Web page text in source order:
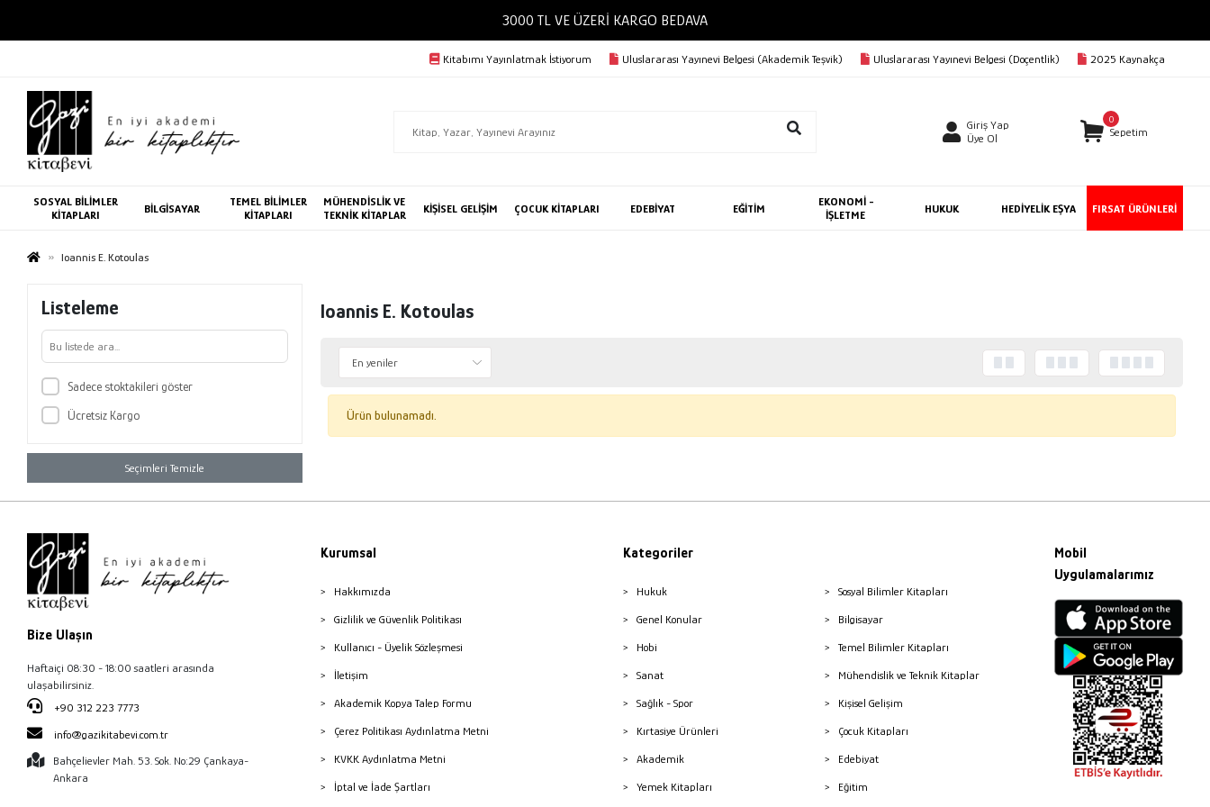
3000 TL VE ÜZERİ KARGO BEDAVA
Kitabımı Yayınlatmak İstiyorum Uluslararası Yayınevi Belgesi (Akademik Teşvik) Uluslararası Yayınevi Belgesi (Doçentlik) 2025 Kaynakça
Giriş Yap
Üye Ol
0
Sepetim
SOSYAL BİLİMLER
KİTAPLARI
BİLGİSAYAR
TEMEL BİLİMLER
KİTAPLARI
MÜHENDİSLİK VE
TEKNİK KİTAPLAR
KİŞİSEL GELİŞİM ÇOCUK KİTAPLARI EDEBİYAT EĞİTİM
EKONOMİ -
İŞLETME
HUKUK HEDİYELİK EŞYA FIRSAT ÜRÜNLERİ
Ioannis E. Kotoulas
Listeleme
Sadece stoktakileri göster
Ücretsiz Kargo
Seçimleri Temizle
Ioannis E. Kotoulas
Ürün bulunamadı.
Bize Ulaşın
Haftaiçi 08:30 - 18:00 saatleri arasında
ulaşabilirsiniz.
+90 312 223 7773
info@gazikitabevi.com.tr
Bahçelievler Mah. 53. Sok. No:29 Çankaya-
Ankara
Kurumsal
Hakkımızda
Gizlilik ve Güvenlik Politikası
Kullanıcı - Üyelik Sözleşmesi
İletişim
Akademik Kopya Talep Formu
Çerez Politikası Aydınlatma Metni
KVKK Aydınlatma Metni
İptal ve İade Şartları
Kategoriler
Hukuk
Genel Konular
Hobi
Sanat
Sağlık - Spor
Kırtasiye Ürünleri
Akademik
Yemek Kitapları
Sosyal Bilimler Kitapları
Bilgisayar
Temel Bilimler Kitapları
Mühendislik ve Teknik Kitaplar
Kişisel Gelişim
Çocuk Kitapları
Edebiyat
Eğitim
Mobil
Uygulamalarımız